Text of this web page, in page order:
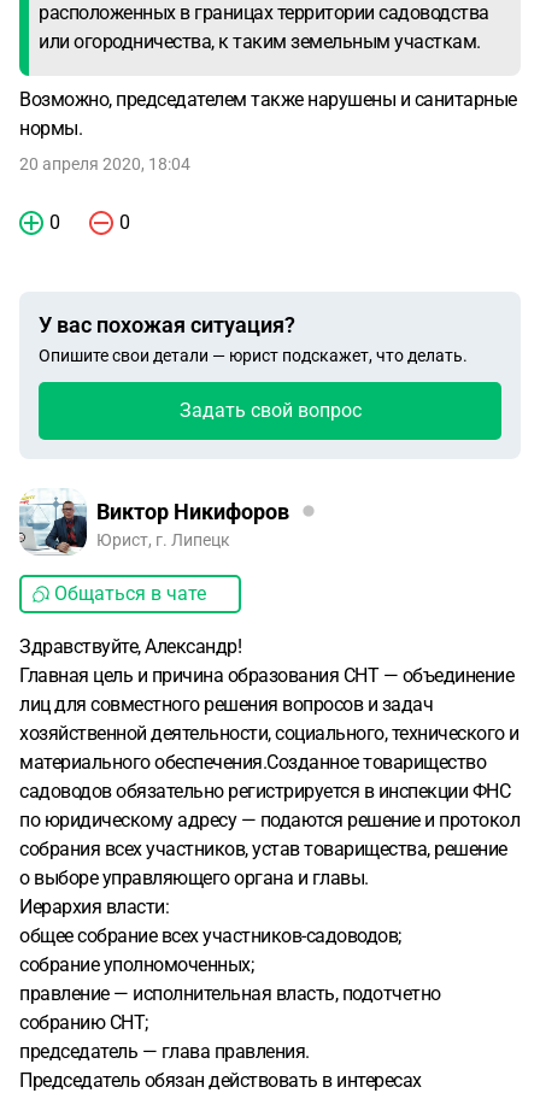
расположенных в границах территории садоводства
или огородничества, к таким земельным участкам.
Возможно, председателем также нарушены и санитарные
нормы.
20 апреля 2020, 18:04
0 0
У вас похожая ситуация?
Опишите свои детали — юрист подскажет, что делать.
Задать свой вопрос
Виктор Никифоров
Юрист, г. Липецк
Общаться в чате
Здравствуйте, Александр!
Главная цель и причина образования СНТ — объединение
лиц для совместного решения вопросов и задач
хозяйственной деятельности, социального, технического и
материального обеспечения.Созданное товарищество
садоводов обязательно регистрируется в инспекции ФНС
по юридическому адресу — подаются решение и протокол
собрания всех участников, устав товарищества, решение
о выборе управляющего органа и главы.
Иерархия власти:
общее собрание всех участников-садоводов;
собрание уполномоченных;
правление — исполнительная власть, подотчетно
собранию СНТ;
председатель — глава правления.
Председатель обязан действовать в интересах